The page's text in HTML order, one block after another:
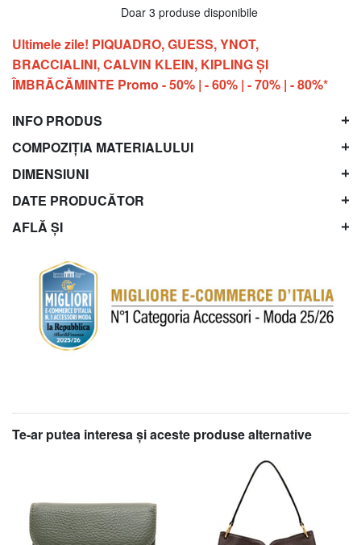
Doar 3 produse disponibile
Ultimele zile! PIQUADRO, GUESS, YNOT,
BRACCIALINI, CALVIN KLEIN, KIPLING ŞI
ÎMBRĂCĂMINTE Promo - 50% | - 60% | - 70% | - 80%*
INFO PRODUS
COMPOZIȚIA MATERIALULUI
DIMENSIUNI
DATE PRODUCĂTOR
AFLĂ ȘI
Te-ar putea interesa şi aceste produse alternative